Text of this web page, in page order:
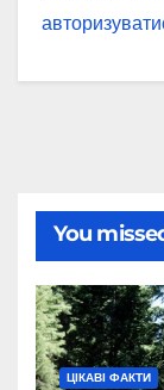
You
ЦІКАВІ ФАКТИ